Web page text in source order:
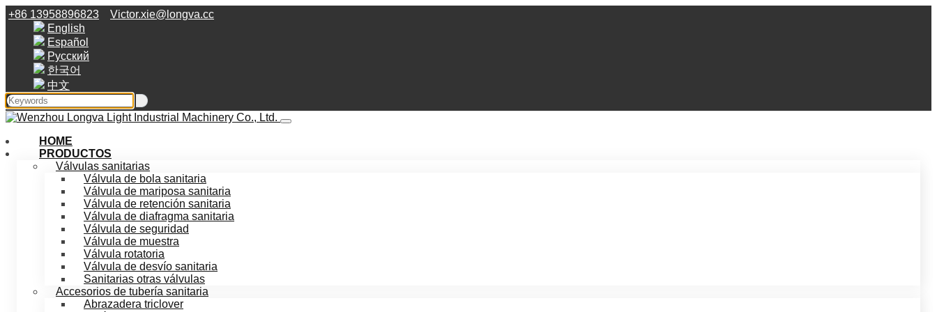
+86 13958896823
Victor.xie@longva.cc
English
Español
Русский
한국어
中文
HOME
PRODUCTOS
Válvulas sanitarias
Válvula de bola sanitaria
Válvula de mariposa sanitaria
Válvula de retención sanitaria
Válvula de diafragma sanitaria
Válvula de seguridad
Válvula de muestra
Válvula rotatoria
Válvula de desvío sanitaria
Sanitarias otras válvulas
Accesorios de tubería sanitaria
Abrazadera triclover